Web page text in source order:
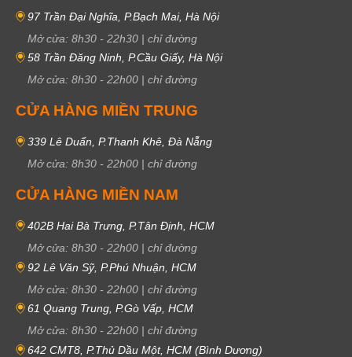
97 Trần Đại Nghĩa, P.Bạch Mai, Hà Nội
Mở cửa: 8h30 - 22h30 | chỉ đường
58 Trần Đăng Ninh, P.Cầu Giấy, Hà Nội
Mở cửa: 8h30 - 22h00 | chỉ đường
CỬA HÀNG MIỀN TRUNG
339 Lê Duẩn, P.Thanh Khê, Đà Nẵng
Mở cửa: 8h30 - 22h00 | chỉ đường
CỬA HÀNG MIỀN NAM
402B Hai Bà Trưng, P.Tân Định, HCM
Mở cửa: 8h30 - 22h00 | chỉ đường
92 Lê Văn Sỹ, P.Phú Nhuận, HCM
Mở cửa: 8h30 - 22h00 | chỉ đường
61 Quang Trung, P.Gò Vấp, HCM
Mở cửa: 8h30 - 22h00 | chỉ đường
642 CMT8, P.Thủ Dầu Một, HCM (Bình Dương)